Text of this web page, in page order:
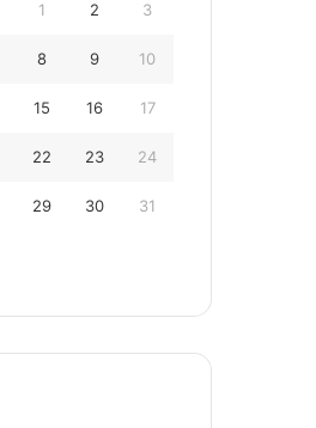
1 2 3
8 9 10
15 16 17
22 23 24
29 30 31